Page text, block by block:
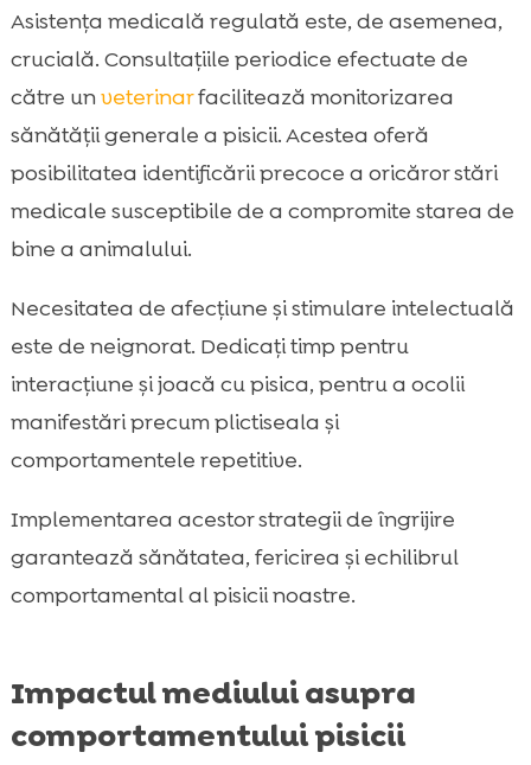
Asistența medicală regulată este, de asemenea,
crucială. Consultațiile periodice efectuate de
către unveterinarfacilitează monitorizarea
sănătății generale a pisicii. Acestea oferă
posibilitatea identificării precoce a oricăror stări
medicale susceptibile de a compromite starea de
bine a animalului.
Necesitatea de afecțiune și stimulare intelectuală
este de neignorat. Dedicați timp pentru
interacțiune și joacă cu pisica, pentru a ocolii
manifestări precum plictiseala și
comportamentele repetitive.
Implementarea acestor strategii de îngrijire
garantează sănătatea, fericirea și echilibrul
comportamental al pisicii noastre.
Impactul mediului asupra
comportamentului pisicii